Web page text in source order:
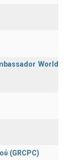
World
(GRCPC)